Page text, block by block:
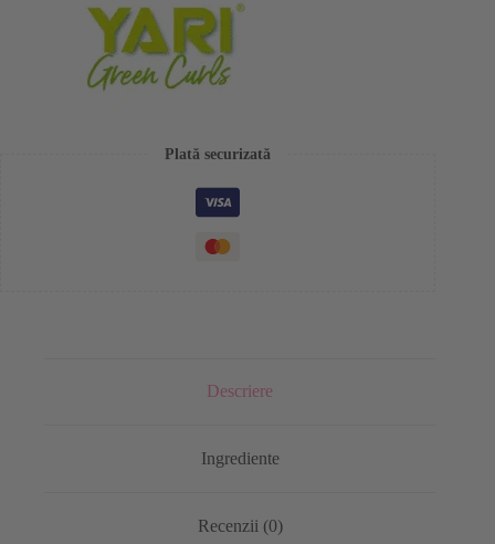
Plată securizată
Descriere
Ingrediente
Recenzii (0)